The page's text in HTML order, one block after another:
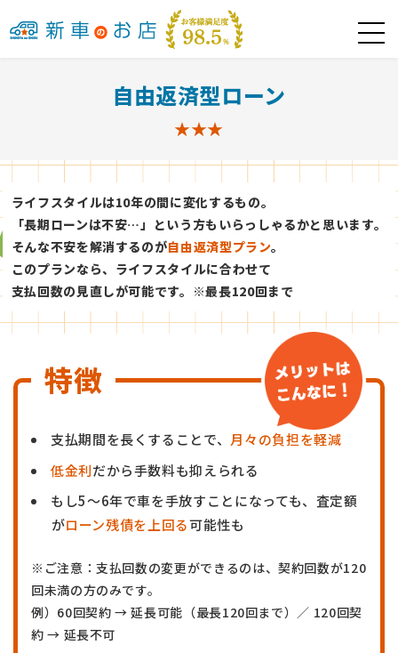
自由返済型ローン
ライフスタイルは10年の間に変化するもの。
「長期ローンは不安…」という方もいらっしゃるかと思います。
そんな不安を解消するのが自由返済型プラン。
このプランなら、ライフスタイルに合わせて
支払回数の見直しが可能です。※最長120回まで
特徴
支払期間を長くすることで、 月々の負担を軽減
低金利だから手数料も抑えられる
もし5～6年で車を手放すことになっても、査定額
がローン残債を上回る可能性も
※ご注意：支払回数の変更ができるのは、契約回数が120
回未満の方のみです。
例）60回契約 → 延長可能（最長120回まで）／ 120回契
約 → 延長不可